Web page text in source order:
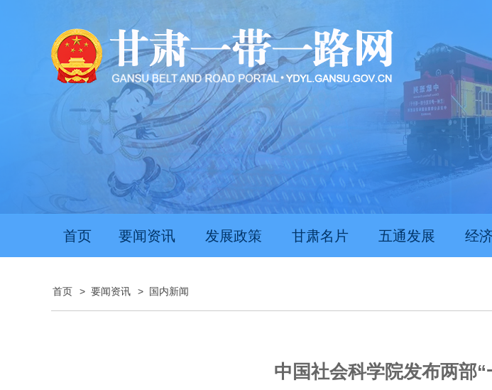
推动经济持续向新向优向
首页 要闻资讯 发展政策 甘肃名片 五通发展 经
首页 > 要闻资讯 > 国内新闻
中国社会科学院发布两部